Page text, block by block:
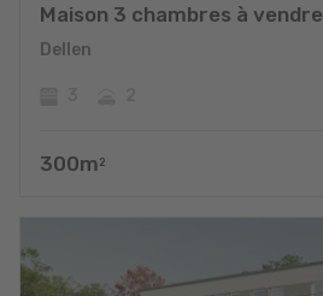
Maison 3 chambres à vendre
Dellen
300m 2